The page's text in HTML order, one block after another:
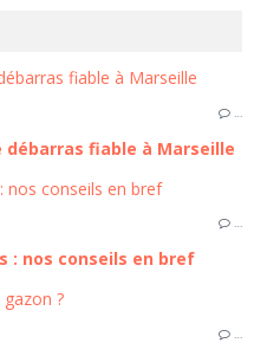
…
débarras fiable à Marseille
…
: nos conseils en bref
…